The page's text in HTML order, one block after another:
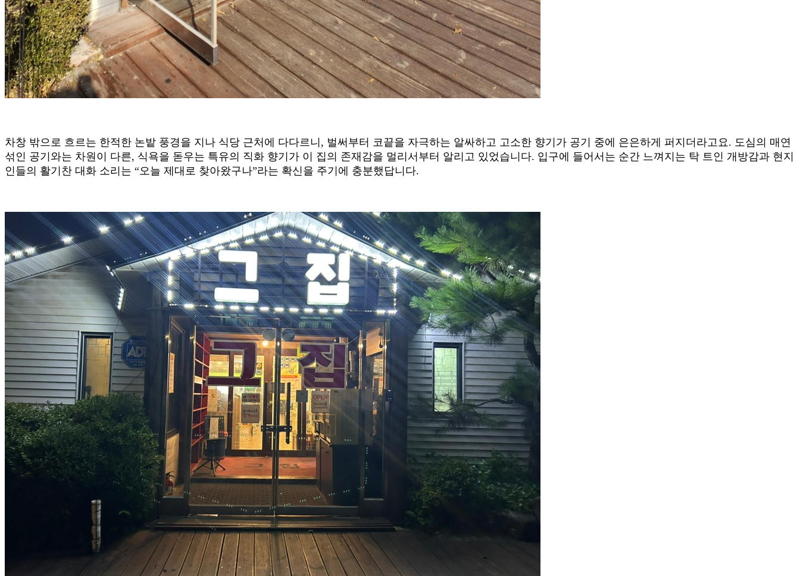
차창 밖으로 흐르는 한적한 논밭 풍경을 지나 식당 근처에 다다르니, 벌써부터 코끝을 자극하는 알싸하고 고소한 향기가 공기 중에 은은하게 퍼지더라고요. 도심의 매연
섞인 공기와는 차원이 다른, 식욕을 돋우는 특유의 직화 향기가 이 집의 존재감을 멀리서부터 알리고 있었습니다. 입구에 들어서는 순간 느껴지는 탁 트인 개방감과 현지
인들의 활기찬 대화 소리는 “오늘 제대로 찾아왔구나”라는 확신을 주기에 충분했답니다.